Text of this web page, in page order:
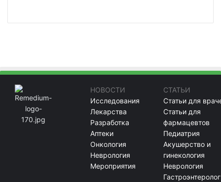
НОВОСТИ
Исследования
Лекарства
Разработка
Аптеки
Онкология
Неврология
Мероприятия
СТАТЬИ
Статьи для
Статьи для
фармацевтов
Педиатрия
Акушерство и
гинекология
Неврология